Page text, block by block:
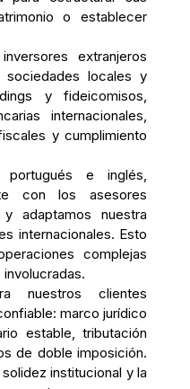
o establecer
extranjeros
locales y
y fideicomisos,
internacionales,
y cumplimiento
portugués e inglés,
con los asesores
adaptamos nuestra
internacionales. Esto
complejas
nuestros clientes
marco jurídico
estable, tributación
de doble imposición.
institucional y la